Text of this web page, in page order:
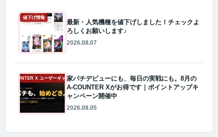
値下げ情報
最新・人気機種を値下げしました！チェックよ
ろしくお願いします♪
2026.08.07
A-COUNTER X ユーザーギャラリー家パチデビューにも、毎日の実戦にも。8月の
A-COUNTER Xがお得です｜ポイントアップキ
ャンペーン開催中
2026.08.05